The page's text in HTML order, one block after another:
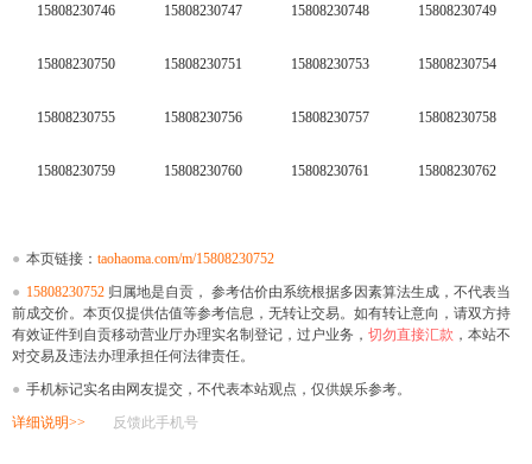
15808230746 15808230747 15808230748 15808230749
15808230750 15808230751 15808230753 15808230754
15808230755 15808230756 15808230757 15808230758
15808230759 15808230760 15808230761 15808230762
● 本页链接： taohaoma.com/m/15808230752
● 15808230752 归属地是自贡， 参考估价由系统根据多因素算法生成，不代表当
前成交价。本页仅提供估值等参考信息，无转让交易。如有转让意向，请双方持
有效证件到自贡移动营业厅办理实名制登记，过户业务， 切勿直接汇款 ，本站不
对交易及违法办理承担任何法律责任。
● 手机标记实名由网友提交，不代表本站观点，仅供娱乐参考。
详细说明>>
反馈此手机号